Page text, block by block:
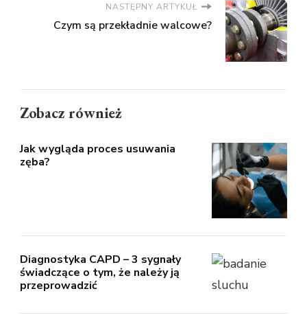
NASTĘPNY ARTYKUŁ
Czym są przekładnie walcowe?
Zobacz również
Jak wygląda proces usuwania
zęba?
Diagnostyka CAPD – 3 sygnały
świadczące o tym, że należy ją
przeprowadzić